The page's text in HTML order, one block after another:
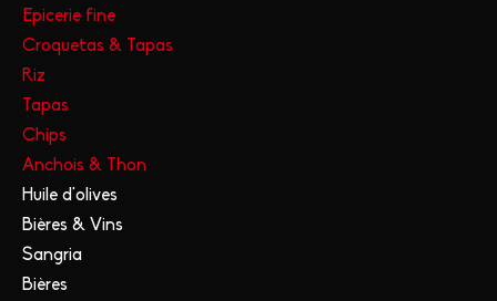
Epicerie fine
Croquetas & Tapas
Riz
Tapas
Chips
Anchois & Thon
Huile d'olives
Bières & Vins
Sangria
Bières